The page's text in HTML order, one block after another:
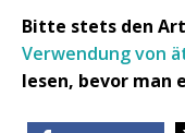
Bitte stets den
Verwendung von
lesen, bevor man